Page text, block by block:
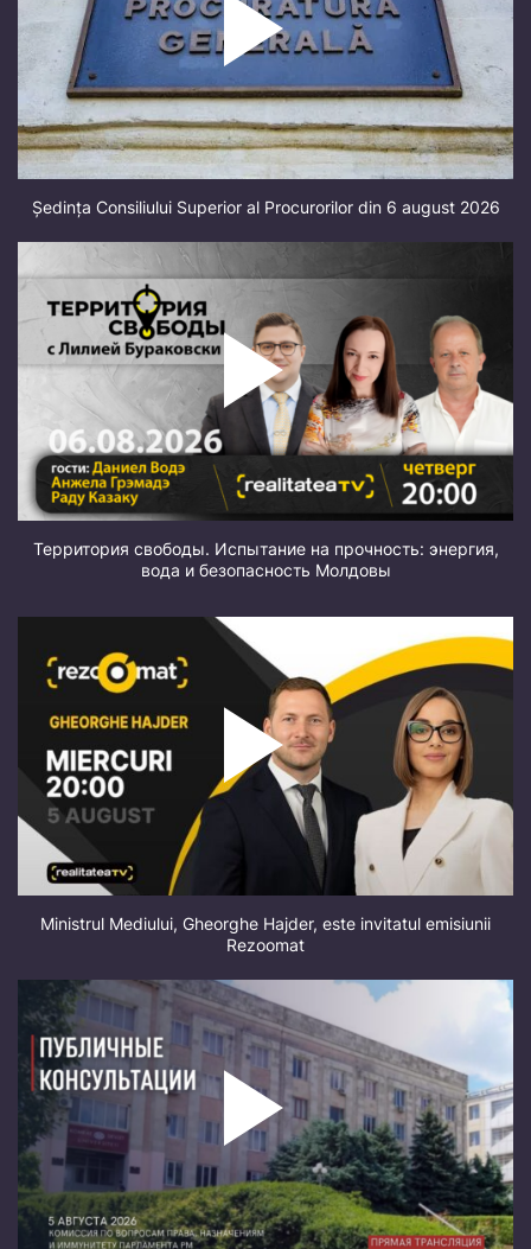
Ședința Consiliului Superior al Procurorilor din 6 august 2026
Территория свободы. Испытание на прочность: энергия,
вода и безопасность Молдовы
Ministrul Mediului, Gheorghe Hajder, este invitatul emisiunii
Rezoomat